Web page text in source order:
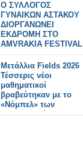
Ο ΣΥΛΛΟΓΟΣ
ΓΥΝΑΙΚΩΝ ΑΣΤΑΚΟΥ
ΔΙΟΡΓΑΝΩΝΕΙ
ΕΚΔΡΟΜΗ ΣΤΟ
AMVRAKIA FESTIVAL
ΣΤΙΣ 31/7/2026 ΣΤΗ
ΣΥΝΑΥΛΙΑ
ΧΑΤΖΗΦΡΑΓΚΕΤΑ
ΚΑΡΑΠΑΤΑΚΗ ΠΥΞ
ΛΑΞ
Μετάλλια Fields 2026
Τέσσερις νέοι
μαθηματικοί
βραβεύτηκαν με το
«Νόμπελ» των
Μαθηματικών